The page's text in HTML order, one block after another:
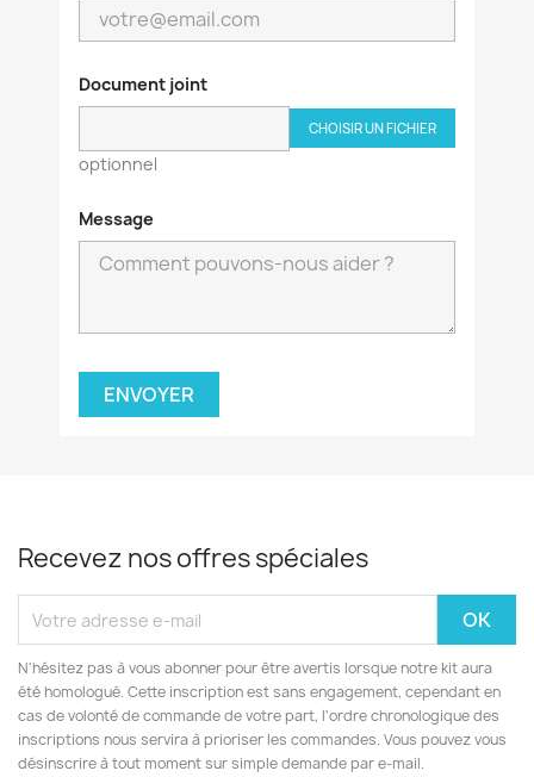
Document joint
CHOISIR UN FICHIER
optionnel
Message
Recevez nos offres spéciales
N'hésitez pas à vous abonner pour être avertis lorsque notre kit aura
été homologué. Cette inscription est sans engagement, cependant en
cas de volonté de commande de votre part, l'ordre chronologique des
inscriptions nous servira à prioriser les commandes. Vous pouvez vous
désinscrire à tout moment sur simple demande par e-mail.
Créer une liste d'envies
Nom de la liste d'envies
Annuler